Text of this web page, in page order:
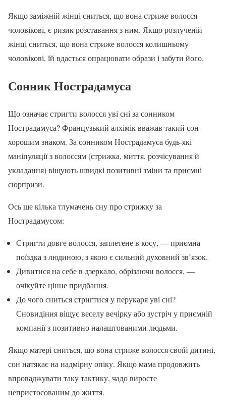
Якщо заміжній жінці сниться, що вона стриже волосся
чоловікові, є ризик розставання з ним. Якщо розлученій
жінці сниться, що вона стриже волосся колишньому
чоловікові, їй вдасться опрацювати образи і забути його.
Сонник Нострадамуса
Що означає стригти волосся уві сні за сонником
Нострадамуса? Французький алхімік вважав такий сон
хорошим знаком. За сонником Нострадамуса будь-які
маніпуляції з волоссям (стрижка, миття, розчісування й
укладання) віщують швидкі позитивні зміни та приємні
сюрпризи.
Ось ще кілька тлумачень сну про стрижку за
Нострадамусом:
Стригти довге волосся, заплетене в косу, — приємна
поїздка з людиною, з якою є сильний духовний зв’язок.
Дивитися на себе в дзеркало, обрізаючи волосся, —
очікуйте цінне придбання.
До чого сниться стригтися у перукаря уві сні?
Сновидіння віщує веселу вечірку або зустріч у приємній
компанії з позитивно налаштованими людьми.
Якщо матері сниться, що вона стриже волосся своїй дитині,
сон натякає на надмірну опіку. Якщо мама продовжить
впроваджувати таку тактику, чадо виросте
непристосованим до життя.